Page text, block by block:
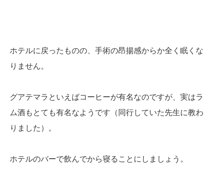
ホテルに戻ったものの、手術の昂揚感からか全く眠くな
りません。
グアテマラといえばコーヒーが有名なのですが、実はラ
ム酒もとても有名なようです（同行していた先生に教わ
りました）。
ホテルのバーで飲んでから寝ることにしましょう。